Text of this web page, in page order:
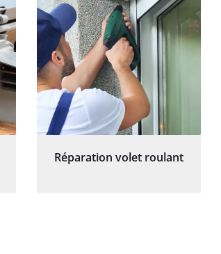
Réparation volet roulant